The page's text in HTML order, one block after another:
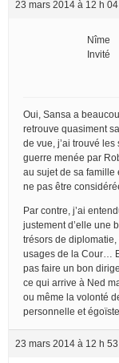
23 mars 2014 à 12 h
Nîme
Invité
Oui, Sansa a
retrouve quasiment
de vue, j’ai trouvé
guerre menée par
au sujet de sa famille
ne pas être
Par contre, j’ai
justement d’elle une
trésors de
usages de la Cour…
pas faire un bon
ce qui arrive à Ned
ou même la volonté
personnelle et égoïste.
23 mars 2014 à 12 h